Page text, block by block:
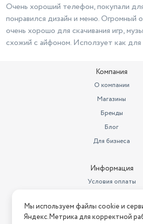
Очень хороший телефон, покупали
понравился дизайн и меню. Огромный
очень хорошо для скачивания игр,
схожий с айфоном. Исползует как для
Компания
О компании
Магазины
Бренды
Блог
Для бизнеса
Информация
Условия оплаты
Условия возврата
Мы используем файлы cookie и
Яндекс.Метрика для корректной